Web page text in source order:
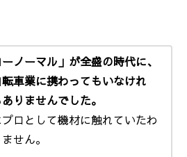
ーノーマル」が全盛の時代に、
車業に携わってもいなけれ
りませんでした。
ロとして機材に触れていたわ
せん。